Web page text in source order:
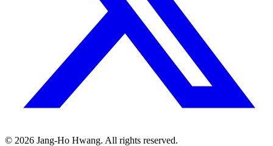
© 2026 Jang-Ho Hwang. All rights reserved.